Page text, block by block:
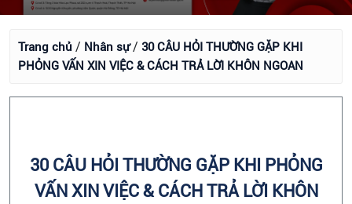
Trang chủ / Nhân sự/ 30 CÂU HỎI THƯỜNG GẶP KHI
PHỎNG VẤN XIN VIỆC & CÁCH TRẢ LỜI KHÔN NGOAN
30 CÂU HỎI THƯỜNG GẶP KHI PHỎNG
VẤN XIN VIỆC & CÁCH TRẢ LỜI KHÔN